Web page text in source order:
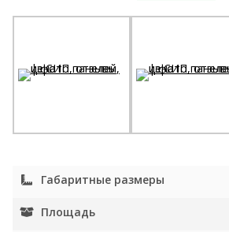
Габаритные размеры
Площадь